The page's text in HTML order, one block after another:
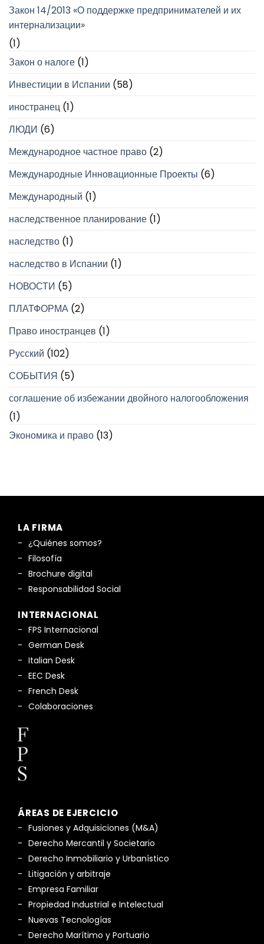
Закон 14/2013 «О поддержке предпринимателей и их
интернализации»
(1)
Закон о налоге (1)
Инвестиции в Испании (58)
иностранец (1)
ЛЮДИ (6)
Международное частное право (2)
Международные Инновационные Проекты (6)
Международный (1)
наследственное планирование (1)
наследство (1)
наследство в Испании (1)
НОВОСТИ (5)
ПЛАТФОРМА (2)
Право иностранцев (1)
Русский (102)
СОБЫТИЯ (5)
соглашение об избежании двойного налогообложения
(1)
Экономика и право (13)
LA FIRMA
¿Quiénes somos?
Filosofía
Brochure digital
Responsabilidad Social
INTERNACIONAL
FPS Internacional
German Desk
Italian Desk
EEC Desk
French Desk
Colaboraciones
ÁREAS DE EJERCICIO
Fusiones y Adquisiciones (M&A)
Derecho Mercantil y Societario
Derecho Inmobiliario y Urbanístico
Litigación y arbitraje
Empresa Familiar
Propiedad Industrial e Intelectual
Nuevas Tecnologías
Derecho Marítimo y Portuario